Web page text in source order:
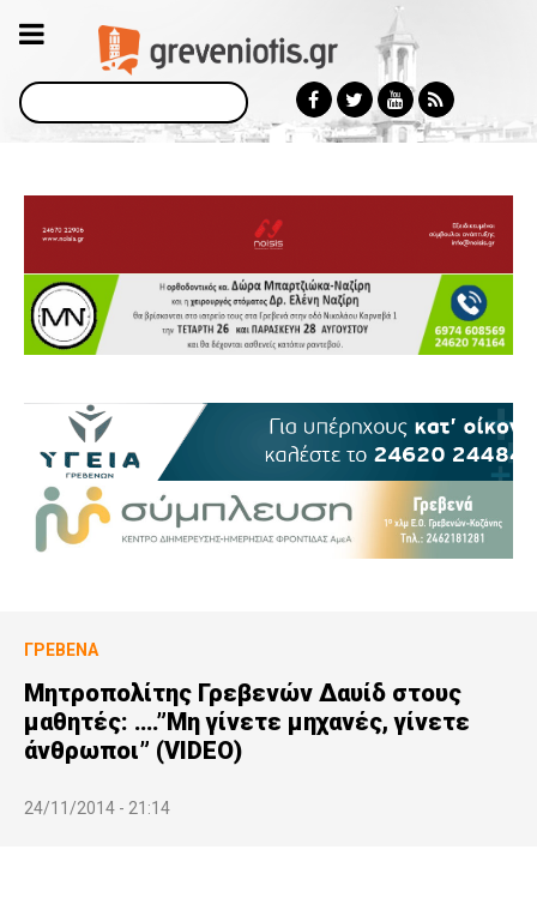
Αναζήτηση
ΓΡΕΒΕΝΆ
Μητροπολίτης Γρεβενών Δαυίδ στους
μαθητές: ….”Μη γίνετε μηχανές, γίνετε
άνθρωποι” (VIDEO)
24/11/2014 - 21:14